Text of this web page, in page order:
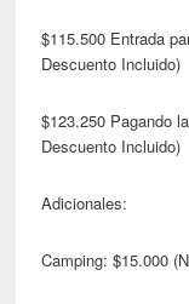
$115.500 Entrada
Descuento Incluido)
$123.250 Pagando
Descuento Incluido)
Adicionales:
Camping: $15.000